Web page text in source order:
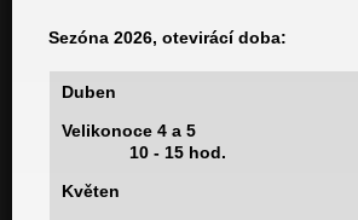
Sezóna 2026, otevirácí doba:
Duben
Velikonoce
10 - 15 hod.
Květen